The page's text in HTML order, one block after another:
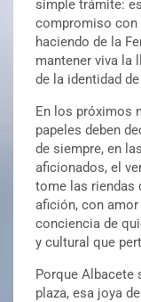
simple trámite:
compromiso con
haciendo de la
mantener viva la
de la identidad
En los próximos
papeles deben
de siempre, en
aficionados, el
tome las riendas
afición, con
conciencia de
y cultural que
Porque Albacete
plaza, esa joya